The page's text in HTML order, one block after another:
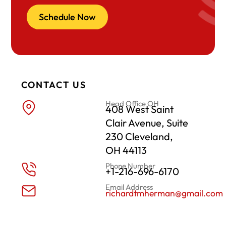
Schedule Now
CONTACT US
Head Office OH
408 West Saint
Clair Avenue, Suite
230 Cleveland,
OH 44113
Phone Number
+1-216-696-6170
Email Address
richardtmherman@gmail.com